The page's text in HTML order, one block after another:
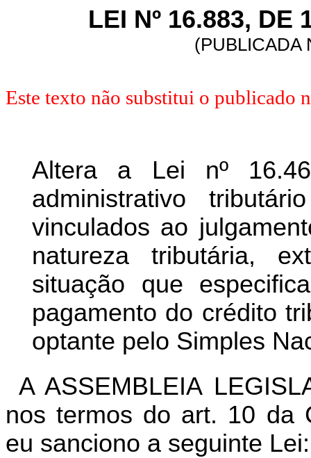
LEI Nº 16.883, DE
(PUBLICADA
Este texto não substitui o publicado
Altera a Lei nº
administrativo
vinculados ao
natureza tributária,
situação que
pagamento do crédito
optante pelo Simples
A ASSEMBLEIA
nos termos do art. 10 da
eu sanciono a seguinte Lei: